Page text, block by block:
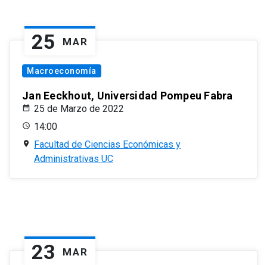
25 MAR
Macroeconomía
Jan Eeckhout, Universidad Pompeu Fabra
25 de Marzo de 2022
14:00
Facultad de Ciencias Económicas y
Administrativas UC
23 MAR